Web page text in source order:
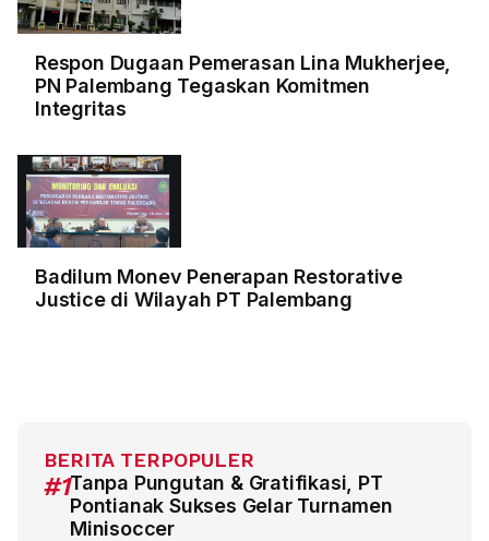
Respon Dugaan Pemerasan Lina Mukherjee,
PN Palembang Tegaskan Komitmen
Integritas
Badilum Monev Penerapan Restorative
Justice di Wilayah PT Palembang
BERITA TERPOPULER
#1Tanpa Pungutan & Gratifikasi, PT
Pontianak Sukses Gelar Turnamen
Minisoccer